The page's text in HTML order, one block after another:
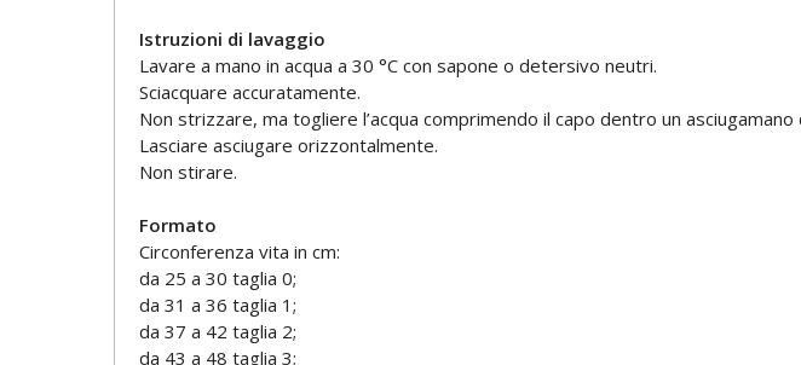
Istruzioni di lavaggio
Lavare a mano in acqua a 30 °C con sapone o detersivo neutri.
Sciacquare accuratamente.
Non strizzare, ma togliere l’acqua comprimendo il capo dentro un asciugamano
Lasciare asciugare orizzontalmente.
Non stirare.
Formato
Circonferenza vita in cm:
da 25 a 30 taglia 0;
da 31 a 36 taglia 1;
da 37 a 42 taglia 2;
da 43 a 48 taglia 3;